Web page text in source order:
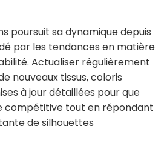
poursuit sa dynamique depuis
par les tendances en matière
Actualiser régulièrement
nouveaux tissus, coloris
à jour détaillées pour que
compétitive tout en répondant
de silhouettes